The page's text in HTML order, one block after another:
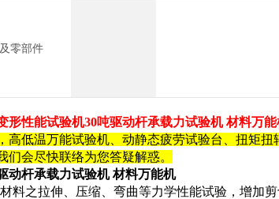
零部件
形性能试验机30吨驱动杆承载力试验机 材料万能
高低温万能试验机、动静态疲劳试验台、扭矩扭
们会尽快联络为您答疑解惑。
动杆承载力试验机 材料万能机
料之拉伸、压缩、弯曲等力学性能试验，增加